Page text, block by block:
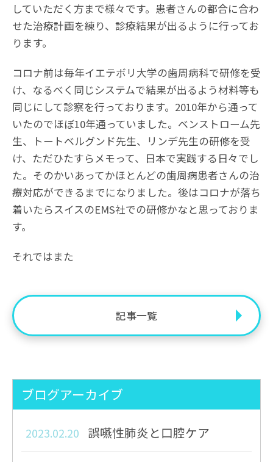
していただく方まで様々です。患者さんの都合に合わ
せた治療計画を練り、診療結果が出るように行ってお
ります。
コロナ前は毎年イエテボリ大学の歯周病科で研修を受
け、なるべく同じシステムで結果が出るよう材料等も
同じにして診察を行っております。2010年から通って
いたのでほぼ10年通っていました。ベンストローム先
生、トートベルグンド先生、リンデ先生の研修を受
け、ただひたすらメモって、日本で実践する日々でし
た。そのかいあってかほとんどの歯周病患者さんの治
療対応ができるまでになりました。後はコロナが落ち
着いたらスイスのEMS社での研修かなと思っておりま
す。
それではまた
記事一覧
ブログアーカイブ
2023.02.20 誤嚥性肺炎と口腔ケア